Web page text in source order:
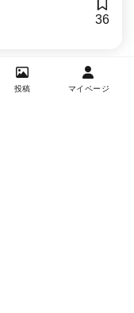
36
投稿 マイページ